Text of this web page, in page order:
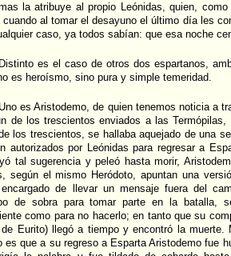
la atribuye al propio Leónidas, quien,
cuando al tomar el desayuno el último día les
caso, ya todos sabían: que esa noche
Distinto es el caso de otros dos espartanos,
es heroísmo, sino pura y simple temeridad.
Uno es Aristodemo, de quien tenemos noticia a
de los trescientos enviados a las
los trescientos, se hallaba aquejado de una
autorizados por Leónidas para regresar a
tal sugerencia y peleó hasta morir,
según el mismo Heródoto, apuntan una
de llevar un mensaje fuera del
de sobra para tomar parte en la batalla,
como para no hacerlo; en tanto que su
Eurito) llegó a tiempo y encontró la muerte.
es que a su regreso a Esparta Aristodemo fue